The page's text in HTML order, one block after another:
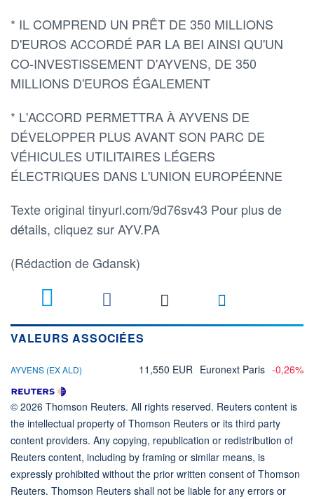
* IL COMPREND UN PRÊT DE 350 MILLIONS
D'EUROS ACCORDÉ PAR LA BEI AINSI QU'UN
CO-INVESTISSEMENT D'AYVENS, DE 350
MILLIONS D'EUROS ÉGALEMENT
* L'ACCORD PERMETTRA À AYVENS DE
DÉVELOPPER PLUS AVANT SON PARC DE
VÉHICULES UTILITAIRES LÉGERS
ÉLECTRIQUES DANS L'UNION EUROPÉENNE
Texte original tinyurl.com/9d76sv43 Pour plus de
détails, cliquez sur AYV.PA
(Rédaction de Gdansk)
VALEURS ASSOCIÉES
AYVENS (EX ALD) 11,550 EUR Euronext Paris -0,26%
© 2026 Thomson Reuters. All rights reserved. Reuters content is
the intellectual property of Thomson Reuters or its third party
content providers. Any copying, republication or redistribution of
Reuters content, including by framing or similar means, is
expressly prohibited without the prior written consent of Thomson
Reuters. Thomson Reuters shall not be liable for any errors or